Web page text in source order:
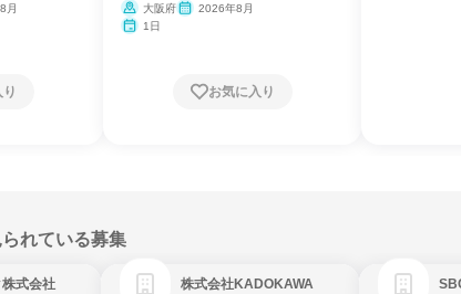
月
見
大阪府
2026年8月
1日
お気に入り
れている募集
式会社 株式会社KADOKAWA